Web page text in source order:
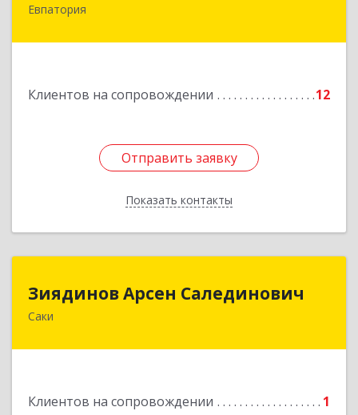
Евпатория
Клиентов на сопровождении 12
Отправить заявку
Показать контакты
297407, Крым Респ, Евпатория г, Победы пр-кт,
Отправить заявку
Назад
Зиядинов Арсен Салединович
Саки
Клиентов на сопровождении 1